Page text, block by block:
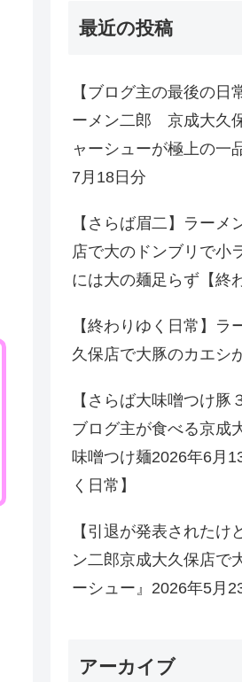
最近の投稿
【ブログ主の最後の
ーメン二郎 京成大久
ャーシューが極上の一
7月18日分
【さらば眉二】ラーメ
店で大のドンブリで小
には大の麺足らず【終
【終わりゆく日常】ラ
久保店で大豚のカエシ
【さらば大味噌つけ豚
ブログ主が食べる京成
味噌つけ麺2026年6月
く日常】
【引退が発表されたけ
ン二郎京成大久保店で
ーシュー』2026年5月
アーカイブ